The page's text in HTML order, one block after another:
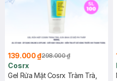
139.000 ₫298.000 ₫
Cosrx
Gel Rửa Mặt Cosrx Tràm Trà,